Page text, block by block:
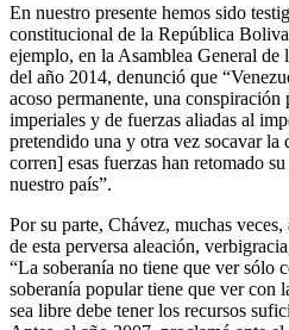
En nuestro presente hemos sido
constitucional de la República
ejemplo, en la Asamblea General
del año 2014, denunció que
acoso permanente, una conspiración
imperiales y de fuerzas aliadas al
pretendido una y otra vez socavar la
corren] esas fuerzas han retomado
nuestro país”.
Por su parte, Chávez, muchas
de esta perversa aleación,
“La soberanía no tiene que ver sólo
soberanía popular tiene que ver con
sea libre debe tener los recursos